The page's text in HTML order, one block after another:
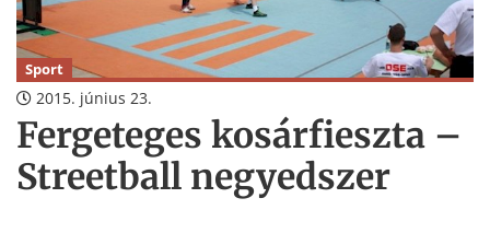
Sport
2015. június 23.
Fergeteges kosárfieszta –
Streetball negyedszer